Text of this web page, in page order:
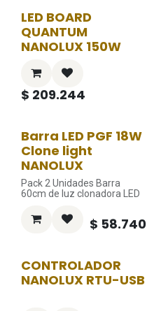
LED BOARD
QUANTUM
NANOLUX 150W
$ 209.244
Barra LED PGF 18W
Clone light
NANOLUX
Pack 2 Unidades Barra
60cm de luz clonadora LED
$ 58.740
CONTROLADOR
NANOLUX RTU-USB